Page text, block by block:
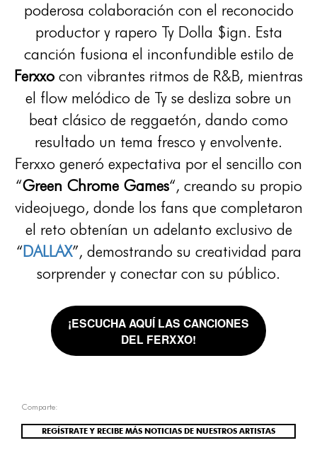
poderosa colaboración con el reconocido
productor y rapero Ty Dolla $ign. Esta
canción fusiona el inconfundible estilo de
Ferxxo con vibrantes ritmos de R&B, mientras
el flow melódico de Ty se desliza sobre un
beat clásico de reggaetón, dando como
resultado un tema fresco y envolvente.
Ferxxo generó expectativa por el sencillo con
“Green Chrome Games“, creando su propio
videojuego, donde los fans que completaron
el reto obtenían un adelanto exclusivo de
“DALLAX”, demostrando su creatividad para
sorprender y conectar con su público.
¡ESCUCHA AQUÍ LAS CANCIONES
DEL FERXXO!
Comparte:
REGÍSTRATE Y RECIBE MÁS NOTICIAS DE NUESTROS ARTISTAS